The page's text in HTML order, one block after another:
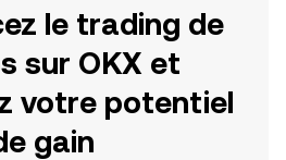
le trading de
sur OKX et
votre potentiel
gain